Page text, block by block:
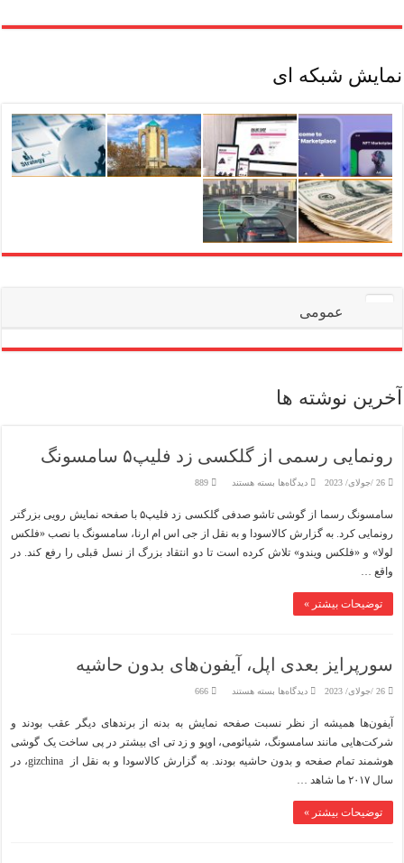
نمایش شبکه ای
عمومی
آخرین نوشته ها
رونمایی رسمی از گلکسی زد فلیپ۵ سامسونگ
26 /جولای/ 2023 دیدگاه‌ها برای
از
زد
سامسونگ
بسته هستند 889
سامسونگ رسما از گوشی تاشو صدفی گلکسی زد فلیپ۵ با صفحه نمایش رویی بزرگتر
رونمایی کرد. به گزارش کالاسودا و به نقل از جی اس ام ارنا، سامسونگ با نصب «فلکس
لولا» و «فلکس ویندو» تلاش کرده است تا دو انتقاد بزرگ از نسل قبلی را رفع کند. در
واقع …
توضیحات بیشتر »
سورپرایز بعدی اپل، آیفون‌های بدون حاشیه
26 /جولای/ 2023 دیدگاه‌ها برای
اپل،
بدون
حاشیه
بسته هستند 666
آیفون‌ها همیشه از نظر نسبت صفحه نمایش به بدنه از برندهای دیگر عقب بودند و
شرکت‌هایی مانند سامسونگ، شیائومی، اوپو و زد تی ای بیشتر در پی ساخت یک گوشی
هوشمند تمام صفحه و بدون حاشیه بودند. به گزارش کالاسودا و به نقل از gizchina، در
سال ۲۰۱۷ ما شاهد …
توضیحات بیشتر »